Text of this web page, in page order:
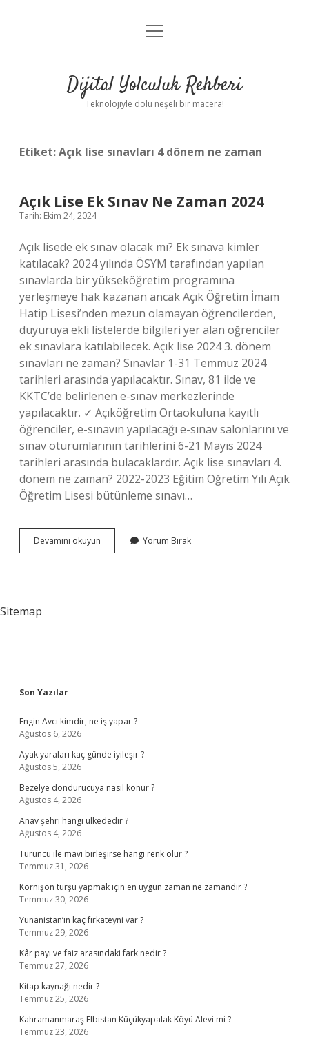
Anasayfa
Yasal Uyarı
menüyü
Dijital Yolculuk Rehberi
Teknolojiyle dolu neşeli bir macera!
Etiket:Açık lise sınavları 4 dönem ne zaman
Açık Lise Ek Sınav Ne Zaman 2024
Tarih: Ekim 24, 2024
Açık lisede ek sınav olacak mı? Ek sınava kimler
katılacak? 2024 yılında ÖSYM tarafından yapılan
sınavlarda bir yükseköğretim programına
yerleşmeye hak kazanan ancak Açık Öğretim İmam
Hatip Lisesi’nden mezun olamayan öğrencilerden,
duyuruya ekli listelerde bilgileri yer alan öğrenciler
ek sınavlara katılabilecek. Açık lise 2024 3. dönem
sınavları ne zaman? Sınavlar 1-31 Temmuz 2024
tarihleri ​​arasında yapılacaktır. Sınav, 81 ilde ve
KKTC’de belirlenen e-sınav merkezlerinde
yapılacaktır. ✓ Açıköğretim Ortaokuluna kayıtlı
öğrenciler, e-sınavın yapılacağı e-sınav salonlarını ve
sınav oturumlarının tarihlerini 6-21 Mayıs 2024
tarihleri ​​arasında bulacaklardır. Açık lise sınavları 4.
dönem ne zaman? 2022-2023 Eğitim Öğretim Yılı Açık
Öğretim Lisesi bütünleme sınavı…
Devamını okuyun
Lise
Yorum Bırak
Sitemap
Sidebar
Son Yazılar
Engin Avcı kimdir, ne iş yapar ?
Ağustos 6, 2026
Ayak yaraları kaç günde iyileşir ?
Ağustos 5, 2026
Bezelye dondurucuya nasıl konur ?
Ağustos 4, 2026
Anav şehri hangi ülkededir ?
Ağustos 4, 2026
Turuncu ile mavi birleşirse hangi renk olur ?
Temmuz 31, 2026
Kornişon turşu yapmak için en uygun zaman ne zamandır ?
Temmuz 30, 2026
Yunanistan’ın kaç fırkateyni var ?
Temmuz 29, 2026
Kâr payı ve faiz arasındaki fark nedir ?
Temmuz 27, 2026
Kitap kaynağı nedir ?
Temmuz 25, 2026
Kahramanmaraş Elbistan Küçükyapalak Köyü Alevi mi ?
Temmuz 23, 2026